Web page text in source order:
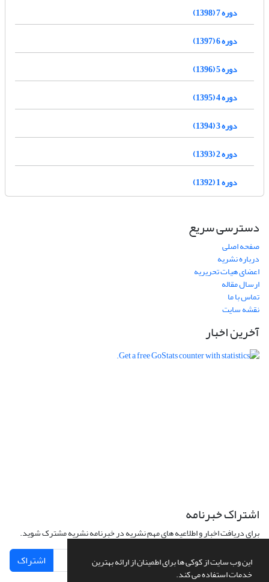
این وب سایت از کوکی ها برای اطمینان از ارائه بهترین
خدمات استفاده می کند.
دوره 7 (1398)
دوره 6 (1397)
دوره 5 (1396)
دوره 4 (1395)
دوره 3 (1394)
دوره 2 (1393)
دوره 1 (1392)
دسترسی سریع
صفحه اصلی
درباره نشریه
اعضای هیات تحریریه
ارسال مقاله
تماس با ما
نقشه سایت
آخرین اخبار
اشتراک خبرنامه
برای دریافت اخبار و اطلاعیه های مهم نشریه در خبرنامه نشریه مشترک شوید.
اشتراک